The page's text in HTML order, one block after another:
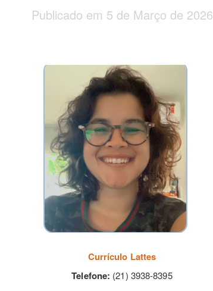
Publicado em 5 de Março de 2026
Currículo Lattes
Telefone: (21) 3938-8395